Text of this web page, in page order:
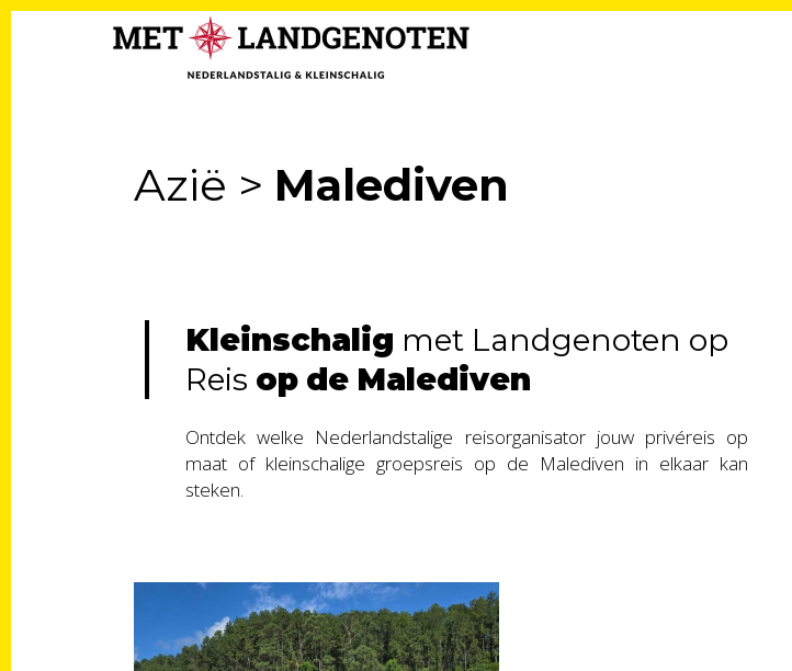
Azië > Malediven
Kleinschalig met Landgenoten op
Reis op de Malediven
Ontdek welke Nederlandstalige reisorganisator jouw privéreis op
maat of kleinschalige groepsreis op de Malediven in elkaar kan
steken.